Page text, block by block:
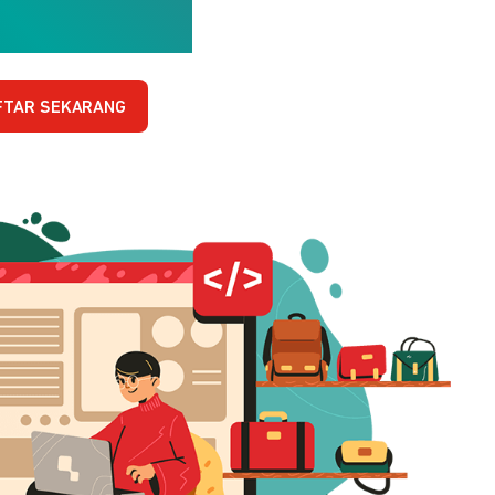
SEKARANG